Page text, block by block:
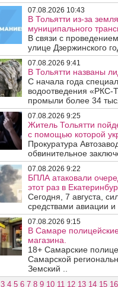
07.08.2026 10:43
В Тольятти из-за
муниципального
В связи с
улице Дзержинского
07.08.2026 9:41
В Тольятти названы
С начала года
водоотведения «РКС-
промыли более 34
07.08.2026 9:25
Житель Тольятти
с помощью которой
Прокуратура
обвинительное
07.08.2026 9:22
БПЛА атаковали
этот раз в
Сегодня, 7 августа,
средствами авиации
07.08.2026 9:15
В Самаре
магазина.
18+ Самарские
Самарской
Земский ..
3 4 5 6 7 8 9 10 11 12 13 14 15 16